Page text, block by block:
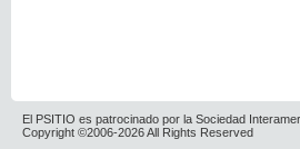
El PSITIO es patrocinado por la Sociedad
Copyright ©2006-2026 All Rights Reserved